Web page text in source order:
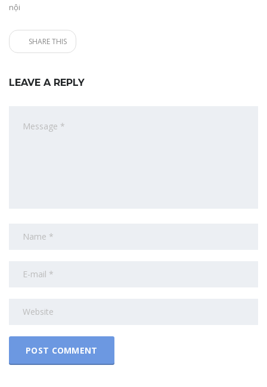
nội
SHARE THIS
LEAVE A REPLY